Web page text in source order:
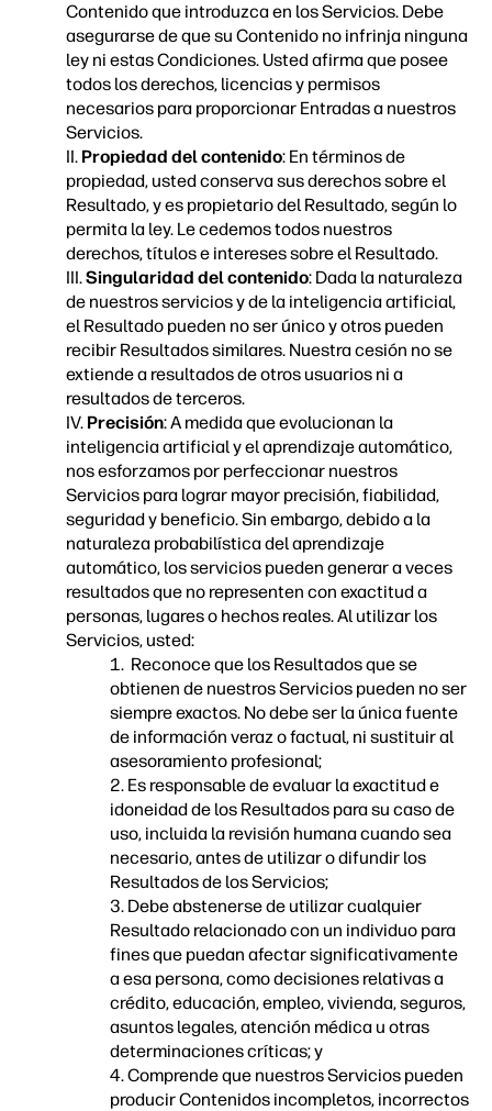
Contenido que introduzca en los Servicios. Debe
asegurarse de que su Contenido no infrinja ninguna
ley ni estas Condiciones. Usted afirma que posee
todos los derechos, licencias y permisos
necesarios para proporcionar Entradas a nuestros
Servicios.
II. Propiedad del contenido: En términos de
propiedad, usted conserva sus derechos sobre el
Resultado, y es propietario del Resultado, según lo
permita la ley. Le cedemos todos nuestros
derechos, títulos e intereses sobre el Resultado.
III.Singularidad del contenido: Dada la naturaleza
de nuestros servicios y de la inteligencia artificial,
el Resultado pueden no ser único y otros pueden
recibir Resultados similares. Nuestra cesión no se
extiende a resultados de otros usuarios ni a
resultados de terceros.
IV. Precisión: A medida que evolucionan la
inteligencia artificial y el aprendizaje automático,
nos esforzamos por perfeccionar nuestros
Servicios para lograr mayor precisión, fiabilidad,
seguridad y beneficio. Sin embargo, debido a la
naturaleza probabilística del aprendizaje
automático, los servicios pueden generar a veces
resultados que no representen con exactitud a
personas, lugares o hechos reales. Al utilizar los
Servicios, usted:
1. Reconoce que los Resultados que se
obtienen de nuestros Servicios pueden no ser
siempre exactos. No debe ser la única fuente
de información veraz o factual, ni sustituir al
asesoramiento profesional;
2. Es responsable de evaluar la exactitud e
idoneidad de los Resultados para su caso de
uso, incluida la revisión humana cuando sea
necesario, antes de utilizar o difundir los
Resultados de los Servicios;
3. Debe abstenerse de utilizar cualquier
Resultado relacionado con un individuo para
fines que puedan afectar significativamente
a esa persona, como decisiones relativas a
crédito, educación, empleo, vivienda, seguros,
asuntos legales, atención médica u otras
determinaciones críticas; y
4. Comprende que nuestros Servicios pueden
producir Contenidos incompletos, incorrectos